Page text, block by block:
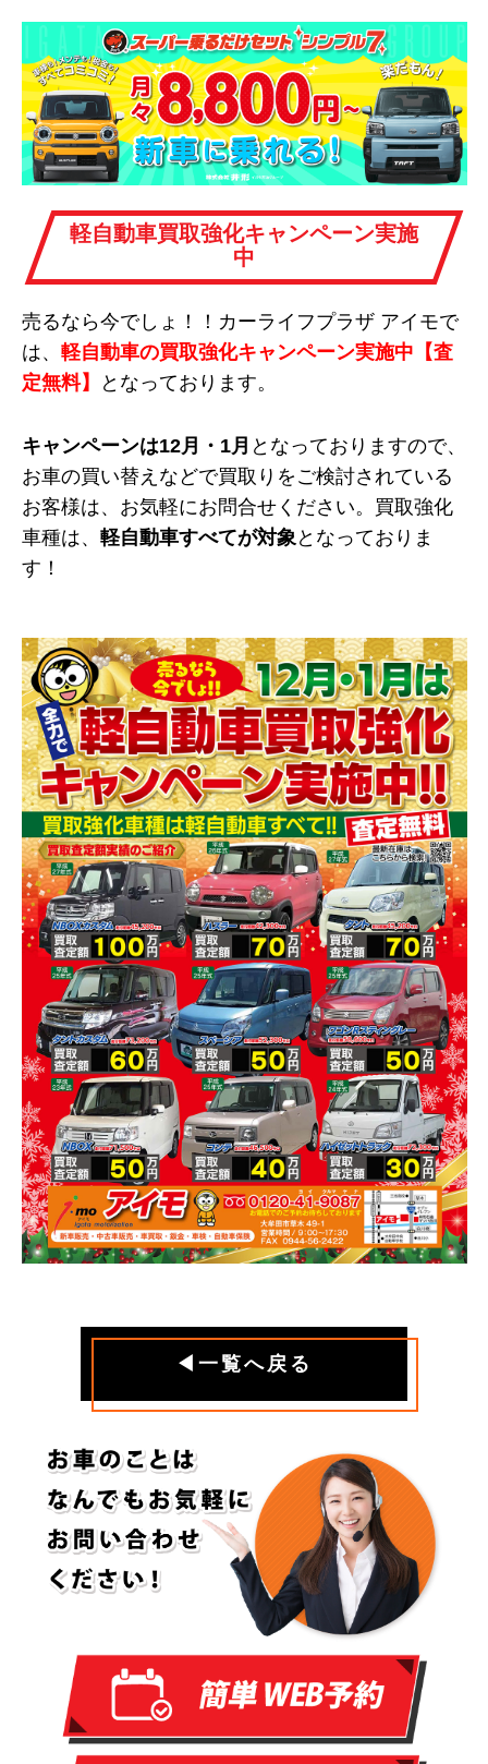
軽自動車買取強化キャンペーン実施
中
売るなら今でしょ！！カーライフプラザ アイモで
は、 軽自動車の買取強化キャンペーン実施中【査
定無料】
となっております。
キャンペーンは12月・1月 となっておりますので、
お車の買い替えなどで買取りをご検討されている
お客様は、お気軽にお問合せください。買取強化
車種は、 軽自動車すべてが対象 となっておりま
す！
◀一覧へ戻る